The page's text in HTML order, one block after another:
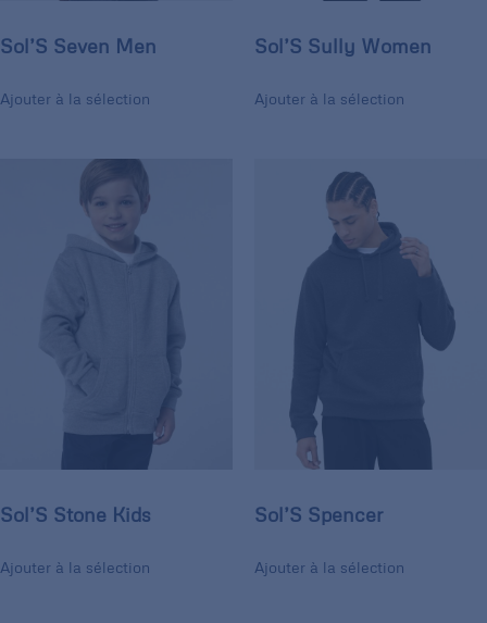
Sol’S Seven Men
Ajouter à la sélection
Sol’S Sully Women
Ajouter à la sélection
Sol’S Stone Kids
Ajouter à la sélection
Sol’S Spencer
Ajouter à la sélection